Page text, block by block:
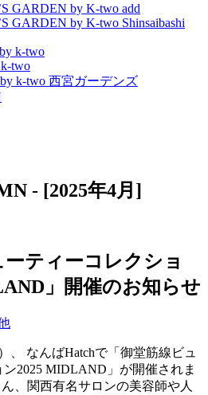
GARDEN by K-two add
GARDEN by K-two Shinsaibashi
k-two
two
k-two 西宮ガーデンズ
- [2025年4月]
ーティーコレクショ
」開催のお知らせ
、 なんばHatchで「御堂筋線ビュ
2025 MIDLAND」が開催されま
、関西有名サロンの美容師や人